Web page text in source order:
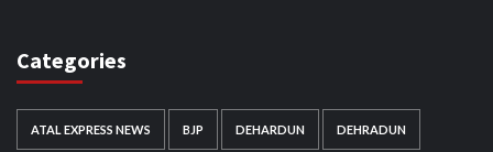
Categories
ATAL EXPRESS NEWS BJP DEHARDUN DEHRADUN